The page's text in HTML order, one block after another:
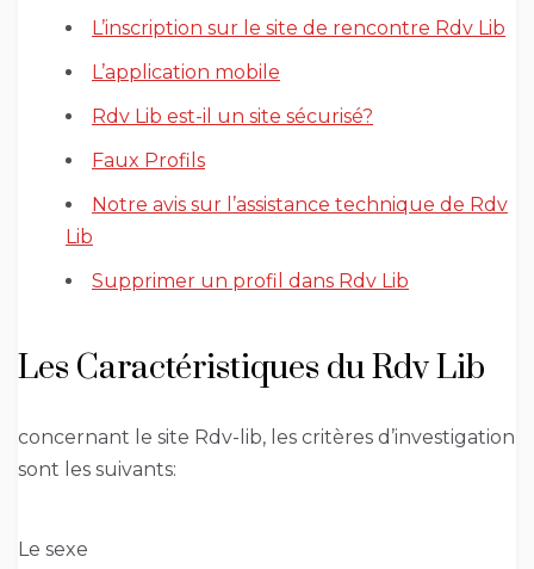
L’inscription sur le site de rencontre Rdv Lib
L’application mobile
Rdv Lib est-il un site sécurisé?
Faux Profils
Notre avis sur l’assistance technique de Rdv
Lib
Supprimer un profil dans Rdv Lib
Les Caractéristiques du Rdv Lib
concernant le site Rdv-lib, les critères d’investigation
sont les suivants:
Le sexe